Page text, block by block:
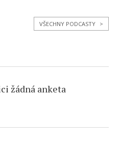
VŠECHNY PODCASTY >
žádná anketa